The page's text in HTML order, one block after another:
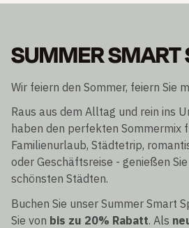
SUMMER SMART
Wir feiern den Sommer, feiern Sie
Raus aus dem Alltag und rein ins
haben den perfekten Sommermix
Familienurlaub, Städtetrip,
oder Geschäftsreise - genießen
schönsten Städten.
Buchen Sie unser Summer Smart
Sie von bis zu 20% Rabatt. Als